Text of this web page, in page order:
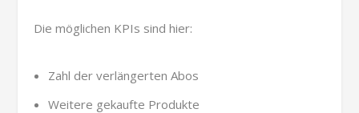
Die möglichen KPIs sind hier:
Zahl der verlängerten Abos
Weitere gekaufte Produkte